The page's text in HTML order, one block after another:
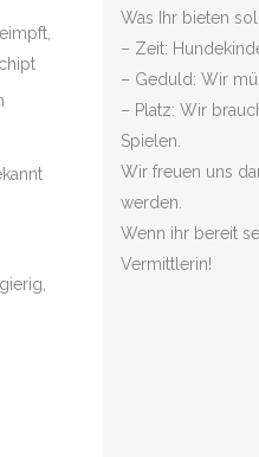
Was Ihr bieten
– Zeit:
– Geduld: Wir
– Platz: Wir
Spielen.
Wir freuen uns
werden.
Wenn ihr bereit
Vermittlerin!